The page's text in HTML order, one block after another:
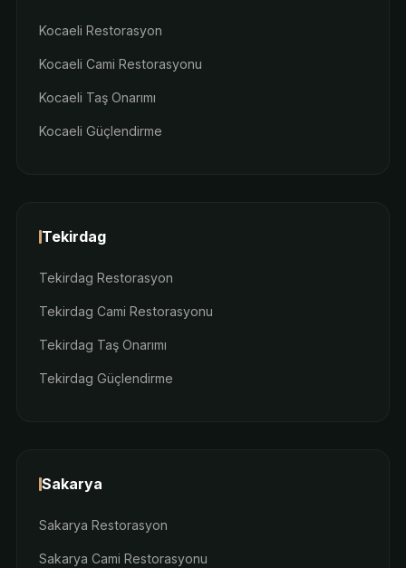
Kocaeli Restorasyon
Kocaeli Cami Restorasyonu
Kocaeli Taş Onarımı
Kocaeli Güçlendirme
Tekirdag
Tekirdag Restorasyon
Tekirdag Cami Restorasyonu
Tekirdag Taş Onarımı
Tekirdag Güçlendirme
Sakarya
Sakarya Restorasyon
Sakarya Cami Restorasyonu